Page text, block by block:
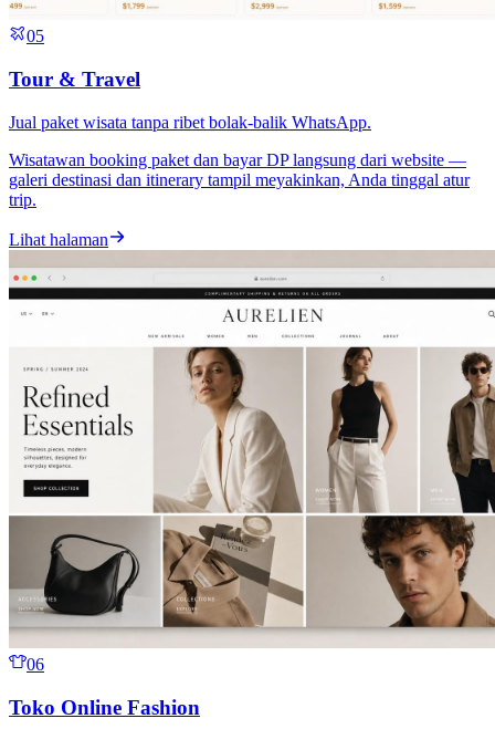
05
Tour & Travel
Jual paket wisata tanpa ribet bolak-balik WhatsApp.
Wisatawan booking paket dan bayar DP langsung dari website —
galeri destinasi dan itinerary tampil meyakinkan, Anda tinggal atur
trip.
Lihat halaman
06
Toko Online Fashion